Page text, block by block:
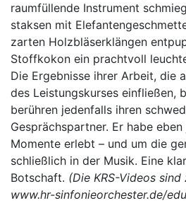
raumfüllende Instrument
staksen mit
zarten Holzbläserklängen
Stoffkokon ein prachtvoll
Die Ergebnisse ihrer Arbeit, die
des Leistungskurses einfließen,
berühren jedenfalls ihren
Gesprächspartner. Er habe
Momente erlebt – und um die
schließlich in der Musik. Eine
Botschaft. (Die KRS-Videos
www.hr-sinfonieorchester.de/